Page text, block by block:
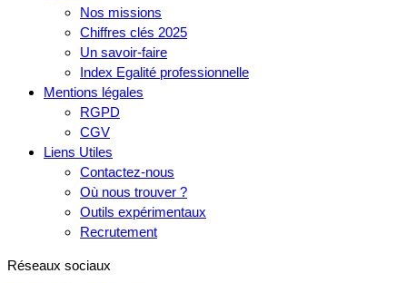
Nos missions
Chiffres clés 2025
Un savoir-faire
Index Egalité professionnelle
Mentions légales
RGPD
CGV
Liens Utiles
Contactez-nous
Où nous trouver ?
Outils expérimentaux
Recrutement
Réseaux sociaux